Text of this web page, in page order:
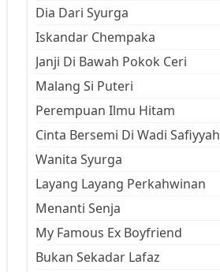
Dia Dari Syurga
Iskandar Chempaka
Janji Di Bawah Pokok Ceri
Malang Si Puteri
Perempuan Ilmu Hitam
Cinta Bersemi Di Wadi Safiyyah
Wanita Syurga
Layang Layang Perkahwinan
Menanti Senja
My Famous Ex Boyfriend
Bukan Sekadar Lafaz